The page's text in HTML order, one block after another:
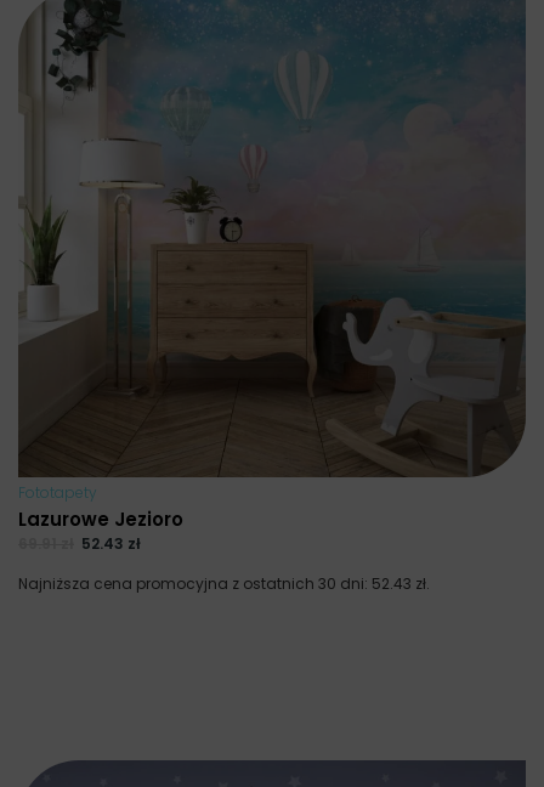
Fototapety
Lazurowe Jezioro
52.43 zł
Najniższa cena promocyjna z ostatnich 30 dni: 52.43 zł.